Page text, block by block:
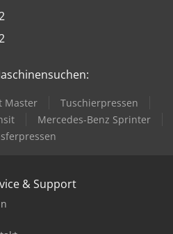
Master
Tuschierpressen
Mercedes-Benz Sprinter
& Support